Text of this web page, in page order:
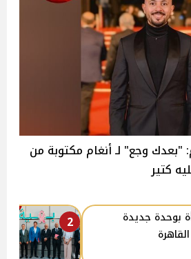
"بعدك وجع" لـ أنغام مكتوبة من
كتير
2
بوحدة جديدة